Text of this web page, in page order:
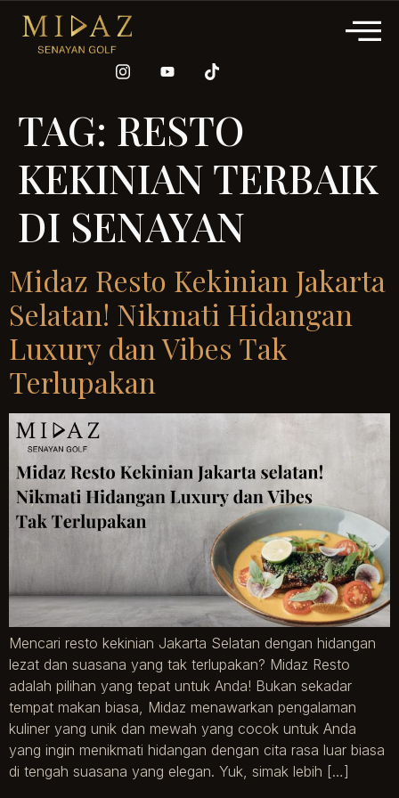
TAG: RESTO
KEKINIAN TERBAIK
DI SENAYAN
Midaz Resto Kekinian Jakarta
Selatan! Nikmati Hidangan
Luxury dan Vibes Tak
Terlupakan
Mencari resto kekinian Jakarta Selatan dengan hidangan
lezat dan suasana yang tak terlupakan? Midaz Resto
adalah pilihan yang tepat untuk Anda! Bukan sekadar
tempat makan biasa, Midaz menawarkan pengalaman
kuliner yang unik dan mewah yang cocok untuk Anda
yang ingin menikmati hidangan dengan cita rasa luar biasa
di tengah suasana yang elegan. Yuk, simak lebih […]